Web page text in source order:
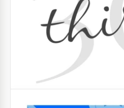
Google Slides